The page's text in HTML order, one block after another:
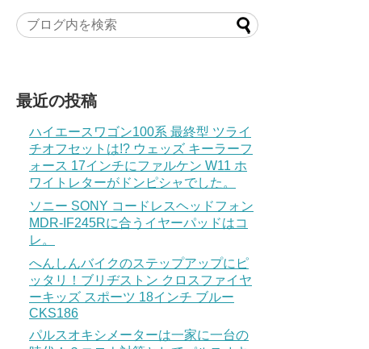
最近の投稿
ハイエースワゴン100系 最終型 ツライ
チオフセットは!? ウェッズ キーラーフ
ォース 17インチにファルケン W11 ホ
ワイトレターがドンピシャでした。
ソニー SONY コードレスヘッドフォン
MDR-IF245Rに合うイヤーパッドはコ
レ。
へんしんバイクのステップアップにピ
ッタリ！ブリヂストン クロスファイヤ
ーキッズ スポーツ 18インチ ブルー
CKS186
パルスオキシメーターは一家に一台の